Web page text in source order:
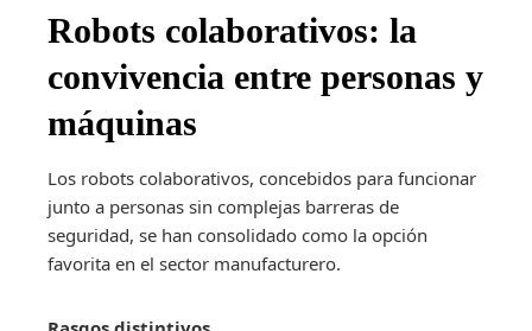
Robots colaborativos: la
convivencia entre personas y
máquinas
Los robots colaborativos, concebidos para funcionar
junto a personas sin complejas barreras de
seguridad, se han consolidado como la opción
favorita en el sector manufacturero.